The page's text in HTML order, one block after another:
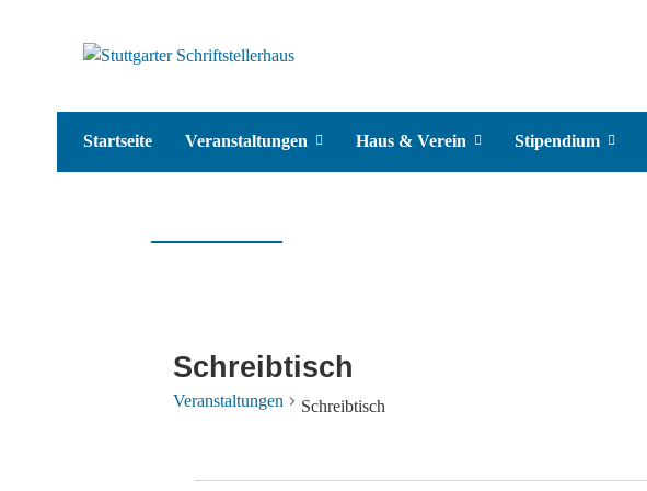
Startseite Veranstaltungen Haus & Verein Stipendium
Schreibtisch
Veranstaltungen Schreibtisch